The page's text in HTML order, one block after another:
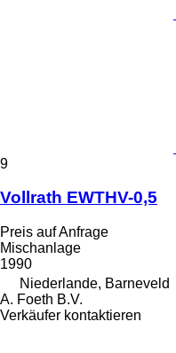
9
Vollrath EWTHV-0,5
Preis auf Anfrage
Mischanlage
1990
Niederlande, Barneveld
A. Foeth B.V.
Verkäufer kontaktieren